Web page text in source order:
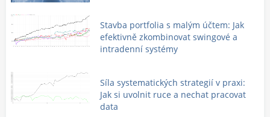
Stavba portfolia s malým účtem: Jak
efektivně zkombinovat swingové a
intradenní systémy
Síla systematických strategií v praxi:
Jak si uvolnit ruce a nechat pracovat
data